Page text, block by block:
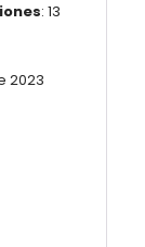
: 13
2023